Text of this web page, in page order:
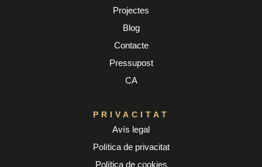
Projectes
Blog
Contacte
Pressupost
CA
PRIVACITAT
Avís legal
Política de privacitat
Política de cookies